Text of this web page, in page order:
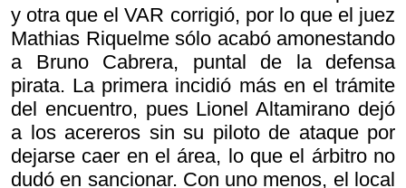
y otra que el VAR corrigió, por lo que el juez
Mathias Riquelme sólo acabó amonestando
a Bruno Cabrera, puntal de la defensa
pirata. La primera incidió más en el trámite
del encuentro, pues Lionel Altamirano dejó
a los acereros sin su piloto de ataque por
dejarse caer en el área, lo que el árbitro no
dudó en sancionar. Con uno menos, el local